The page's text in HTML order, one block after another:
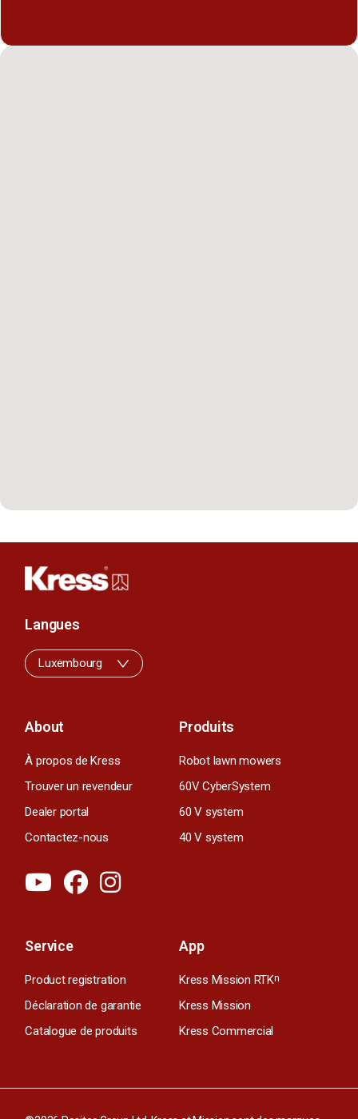
About
À propos de Kress
Trouver un revendeur
Dealer portal
Contactez-nous
Produits
Robot lawn mowers
60V CyberSystem
60 V system
40 V system
Service
Product registration
Déclaration de garantie
Catalogue de produits
App
Kress Mission RTKn
Kress Mission
Kress Commercial
Langues
Luxembourg